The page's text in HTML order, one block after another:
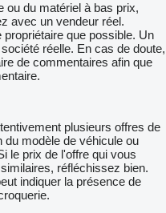
ou du matériel à bas prix,
avec un vendeur réel.
que possible. Un
réelle. En cas de doute,
de commentaires afin que
plusieurs offres de
modèle de véhicule ou
le prix de l'offre qui vous
réfléchissez bien.
indiquer la présence de